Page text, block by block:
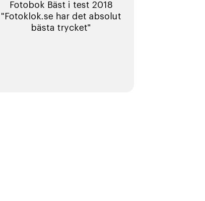
Fotobok Bäst i test 2018
"Fotoklok.se har det absolut
bästa trycket"